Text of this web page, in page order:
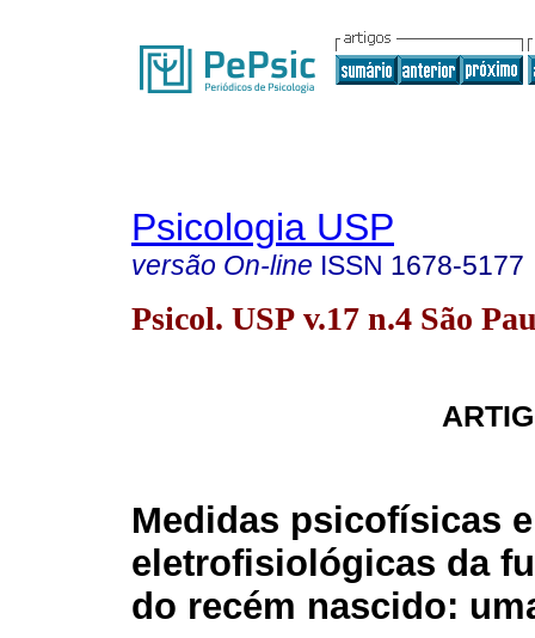
Psicologia USP
versão On-line ISSN 1678-5177
Psicol. USP v.17 n.4 São
Medidas psicofísicas e
eletrofisiológicas da
do recém nascido: